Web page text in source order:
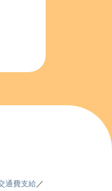
通費支給 ／